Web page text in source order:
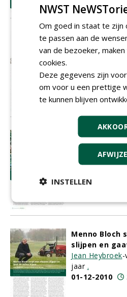
Fenomeen
Straks met zijn
Is organisch
duurzaam?
01-12-2010
Menno Bloch
slijpen en
Jean Heybroek
jaar .
01-12-2010
NWST
Om goed in staat te zijn
te passen aan de
van de bezoeker,
cookies.
Deze gegevens zijn
om voor u een prettige
te kunnen blijven
INSTELLEN